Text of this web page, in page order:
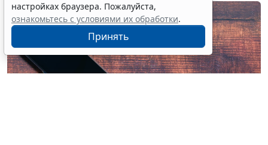
настройках браузера. Пожалуйста,
ознакомьтесь с условиями их обработки.
Принять